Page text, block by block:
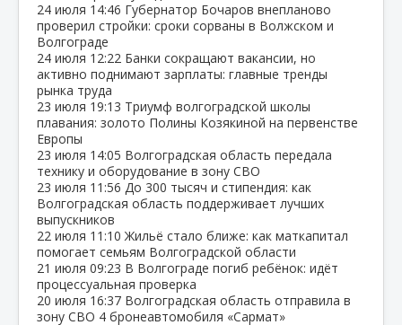
24 июля 14:46 Губернатор Бочаров внепланово
проверил стройки: сроки сорваны в Волжском и
Волгограде
24 июля 12:22 Банки сокращают вакансии, но
активно поднимают зарплаты: главные тренды
рынка труда
23 июля 19:13 Триумф волгоградской школы
плавания: золото Полины Козякиной на первенстве
Европы
23 июля 14:05 Волгоградская область передала
технику и оборудование в зону СВО
23 июля 11:56 До 300 тысяч и стипендия: как
Волгоградская область поддерживает лучших
выпускников
22 июля 11:10 Жильё стало ближе: как маткапитал
помогает семьям Волгоградской области
21 июля 09:23 В Волгограде погиб ребёнок: идёт
процессуальная проверка
20 июля 16:37 Волгоградская область отправила в
зону СВО 4 бронеавтомобиля «Сармат»